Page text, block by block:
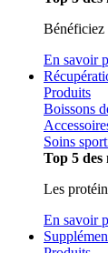
Bénéficiez
En savoir
Produits
Boissons
Soins
Top 5 des
Les
En savoir